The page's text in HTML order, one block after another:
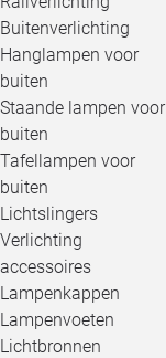
Buitenverlichting
Hanglampen voor
buiten
Staande lampen voor
buiten
Tafellampen voor
buiten
Lichtslingers
Verlichting
accessoires
Lampenkappen
Lampenvoeten
Lichtbronnen